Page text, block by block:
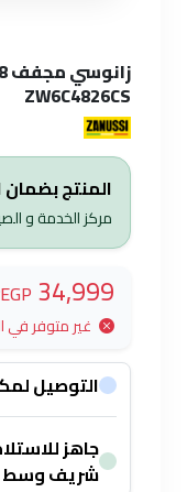
ZW6C4826CS
المنتج
مركز الخدمة و
34,999
EGP
غير متوفر في
التوصيل
شريف وسط